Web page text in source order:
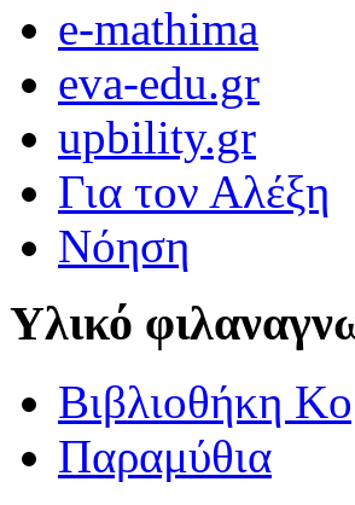
e-mathima
eva-edu.gr
upbility.gr
Για τον Αλέξη
Νόηση
Υλικό
Βιβλιοθήκη
Παραμύθια